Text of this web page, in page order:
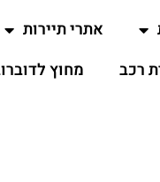
אתרי תיירות
רכב
מחוץ